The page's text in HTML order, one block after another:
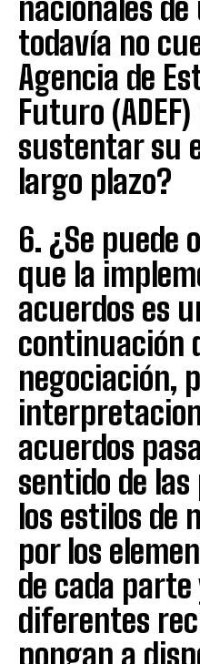
nacionales
todavía no
Agencia de
Futuro
sustentar su
largo plazo?
6. ¿Se puede
que la
acuerdos es
continuación
negociación,
acuerdos
sentido de
los estilos de
por los
de cada parte
diferentes
pongan a